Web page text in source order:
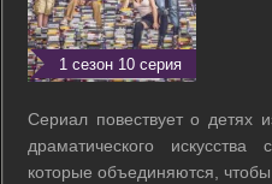
1 сезон 10 серия
Сериал повествует о детях
драматического
которые объединяются,